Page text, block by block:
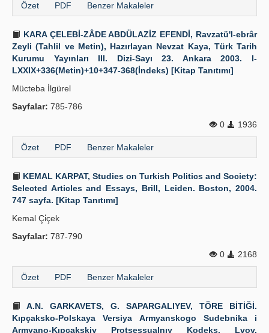
Özet PDF Benzer Makaleler
KARA ÇELEBİ-ZÂDE ABDÜLAZİZ EFENDİ, Ravzatü'l-ebrâr
Zeyli (Tahlil ve Metin), Hazırlayan Nevzat Kaya, Türk Tarih
Kurumu Yayınları III. Dizi-Sayı 23. Ankara 2003. I-
LXXIX+336(Metin)+10+347-368(İndeks) [Kitap Tanıtımı]
Mücteba İlgürel
Sayfalar: 785-786
0
1936
Özet PDF Benzer Makaleler
KEMAL KARPAT, Studies on Turkish Politics and Society:
Selected Articles and Essays, Brill, Leiden. Boston, 2004.
747 sayfa. [Kitap Tanıtımı]
Kemal Çi̇çek
Sayfalar: 787-790
0
2168
Özet PDF Benzer Makaleler
A.N. GARKAVETS, G. SAPARGALIYEV, TÖRE BİTİĞİ.
Kıpçaksko-Polskaya Versiya Armyanskogo Sudebnika i
Armyano-Kıpçakskiy Protsessualnıy Kodeks. Lvov,